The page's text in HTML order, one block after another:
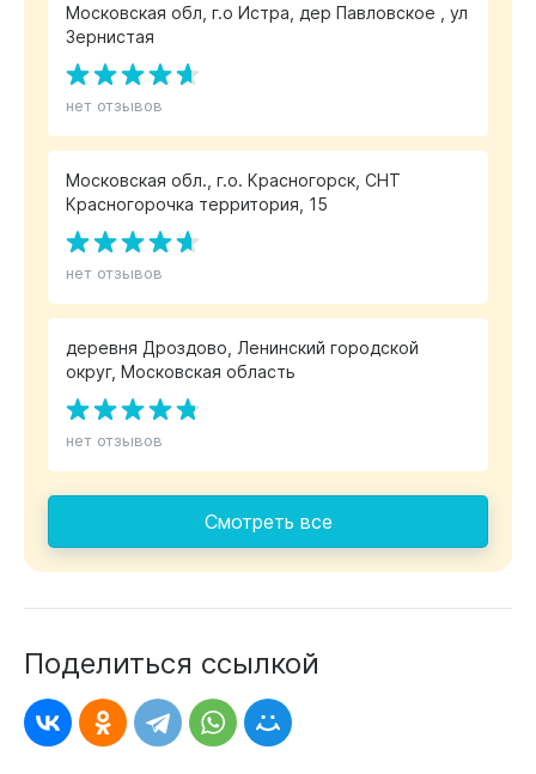
Московская обл, г.о Истра, дер Павловское , ул
Зернистая
нет отзывов
Московская обл., г.о. Красногорск, СНТ
Красногорочка территория, 15
нет отзывов
деревня Дроздово, Ленинский городской
округ, Московская область
нет отзывов
Смотреть все
Поделиться ссылкой